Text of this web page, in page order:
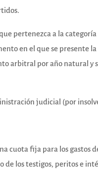
pertenezca a la categoría
en el que se presente
arbitral por año natural y
judicial (por
cuota fija para los gastos
de los testigos, peritos e